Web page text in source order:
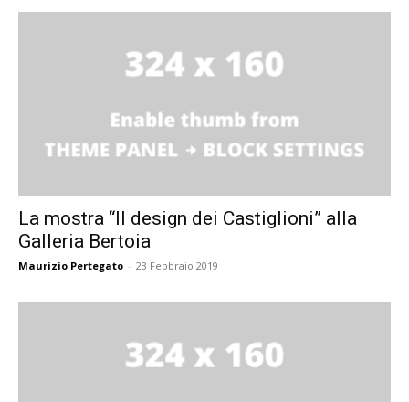
La mostra “Il design dei Castiglioni” alla
Galleria Bertoia
Maurizio Pertegato - 23 Febbraio 2019